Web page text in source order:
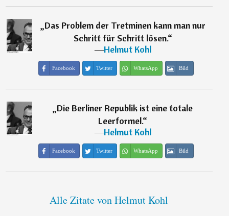
„Das Problem der Tretminen kann man nur
Schritt für Schritt lösen.“
―Helmut Kohl
Facebook Twitter WhatsApp Bild
„Die Berliner Republik ist eine totale
Leerformel.“
―Helmut Kohl
Facebook Twitter WhatsApp Bild
Alle Zitate von Helmut Kohl